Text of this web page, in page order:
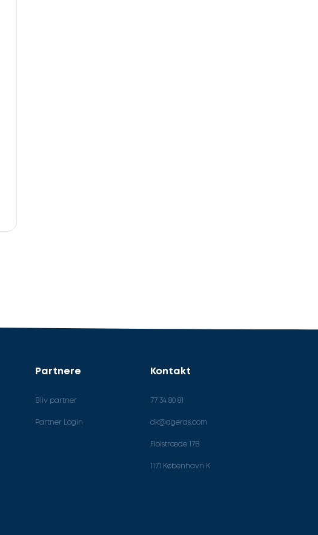
Partnere
Bliv partner
Partner Login
Kontakt
77 34 80 81
dk@ageras.com
Fiolstræde 17B
1171 København K